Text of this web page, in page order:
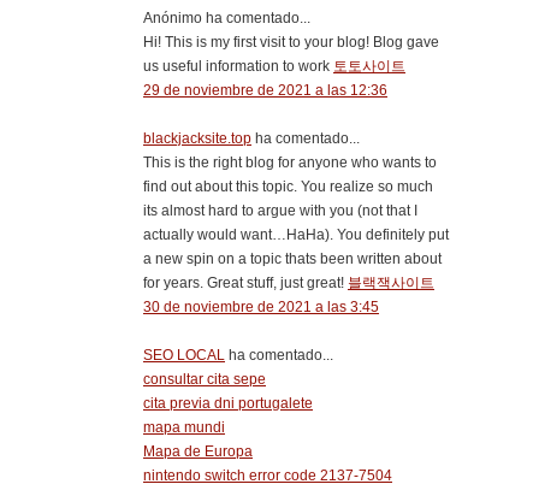
Anónimo ha comentado...
Hi! This is my first visit to your blog! Blog gave
us useful information to work 토토사이트
29 de noviembre de 2021 a las 12:36
blackjacksite.top ha comentado...
This is the right blog for anyone who wants to
find out about this topic. You realize so much
its almost hard to argue with you (not that I
actually would want…HaHa). You definitely put
a new spin on a topic thats been written about
for years. Great stuff, just great! 블랙잭사이트
30 de noviembre de 2021 a las 3:45
SEO LOCAL ha comentado...
consultar cita sepe
cita previa dni portugalete
mapa mundi
Mapa de Europa
nintendo switch error code 2137-7504